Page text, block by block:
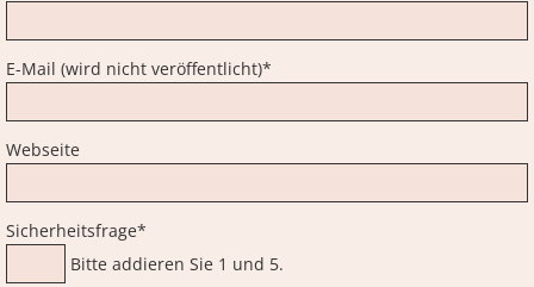
Pflichtfeld
E-Mail (wird nicht veröffentlicht)*
Webseite
Pflichtfeld
Sicherheitsfrage*
Bitte addieren Sie 1 und 5.